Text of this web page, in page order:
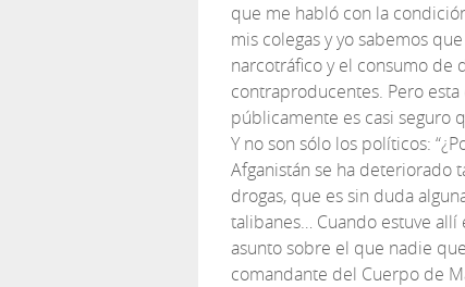
que me habló con la
mis colegas y yo sabemos
narcotráfico y el consumo de
contraproducentes. Pero
públicamente es casi seguro
Y no son sólo los políticos:
Afganistán se ha deteriorado
drogas, que es sin duda
talibanes… Cuando estuve
asunto sobre el que nadie
comandante del Cuerpo de